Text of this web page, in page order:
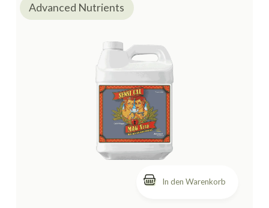
In den Warenkorb
Advanced Nutrients